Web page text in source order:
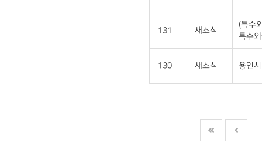
131 새소식
(특수
특수
130 새소식 용인